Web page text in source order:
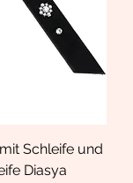
Schleife und
Diasya